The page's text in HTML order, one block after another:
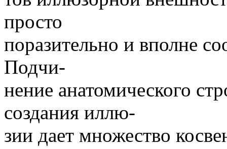
просто
поразительно и вполне
Подчи-
нение анатомического
создания иллю-
зии дает множество